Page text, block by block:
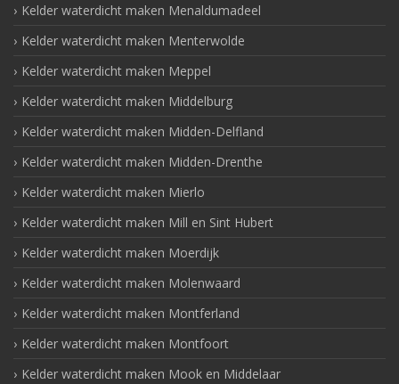
Kelder waterdicht maken Menaldumadeel
Kelder waterdicht maken Menterwolde
Kelder waterdicht maken Meppel
Kelder waterdicht maken Middelburg
Kelder waterdicht maken Midden-Delfland
Kelder waterdicht maken Midden-Drenthe
Kelder waterdicht maken Mierlo
Kelder waterdicht maken Mill en Sint Hubert
Kelder waterdicht maken Moerdijk
Kelder waterdicht maken Molenwaard
Kelder waterdicht maken Montferland
Kelder waterdicht maken Montfoort
Kelder waterdicht maken Mook en Middelaar